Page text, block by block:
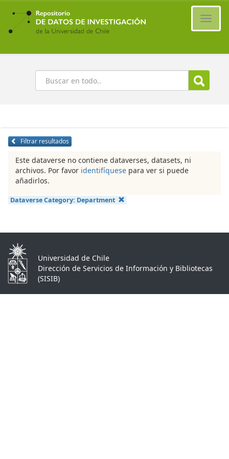
Ir
contenido
principal
Buscar
Filtrar resultados
Este dataverse no contiene dataverses, datasets, ni
archivos. Por favor identifíquese para ver si puede
añadirlos.
Dataverse Category: Department
Universidad de Chile
Dirección de Servicios de Información y Bibliotecas
(SISIB)